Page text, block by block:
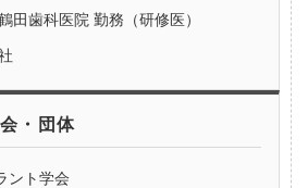
田歯科医院 勤務（研修医）
・団体
ント学会